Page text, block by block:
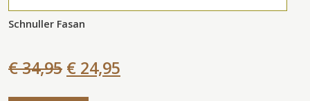
Schnuller Fasan
€ 34,95 € 24,95